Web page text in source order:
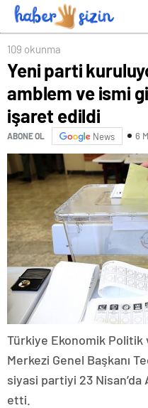
109 okunma
Yeni parti
amblem ve ismi
işaret edildi
ABONE OL News 6
Türkiye Ekonomik
Merkezi Genel Başkanı
siyasi partiyi 23 Nisan’da
etti.